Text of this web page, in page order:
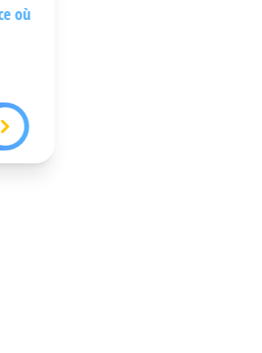
où